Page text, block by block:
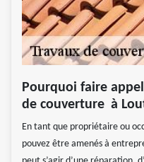
Pourquoi faire
de couverture à
En tant que propriétaire ou
pouvez être amenés à